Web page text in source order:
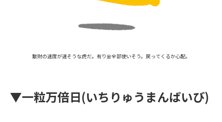
散財の速度が速そうな虎だ。有り金全部使いそう。戻ってくるか心配。
▼一粒万倍日(いちりゅうまんばいび)